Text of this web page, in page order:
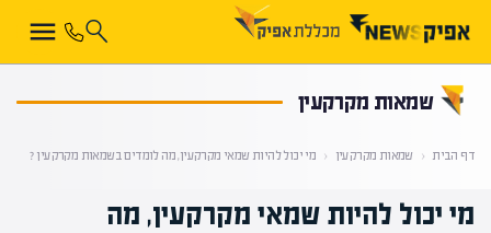
שמאות מקרקעין
דף הבית ‹ שמאות מקרקעין ‹ מי יכול להיות שמאי מקרקעין, מה לומדים בשמאות מקרקעין ?
מי יכול להיות שמאי מקרקעין, מה